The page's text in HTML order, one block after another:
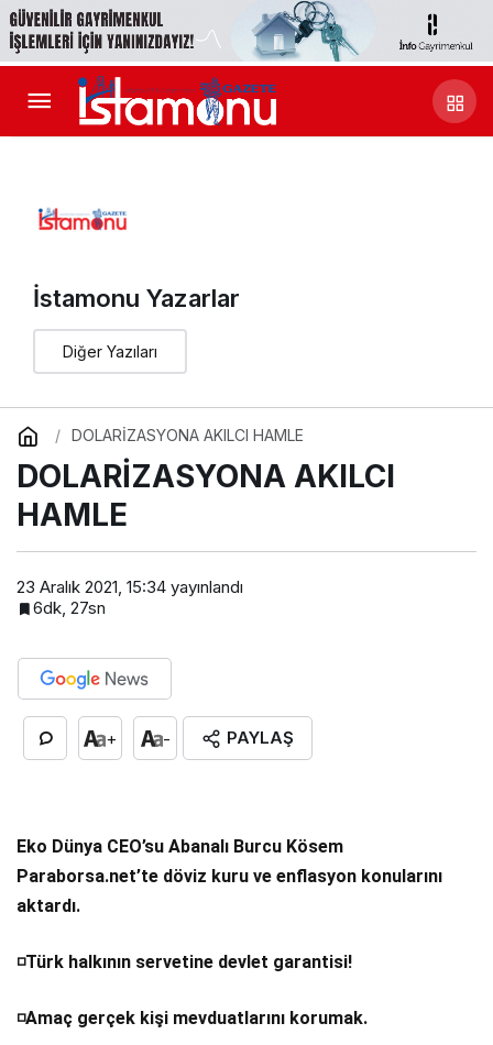
İstamonu Yazarlar
Diğer Yazıları
DOLARİZASYONA AKILCI HAMLE
DOLARİZASYONA AKILCI
HAMLE
23 Aralık 2021, 15:34 yayınlandı
6dk, 27sn
+ - PAYLAŞ
Eko Dünya CEO’su Abanalı Burcu Kösem
Paraborsa.net’te döviz kuru ve enflasyon konularını
aktardı.
◽️Türk halkının servetine devlet garantisi!
◽️Amaç gerçek kişi mevduatlarını korumak.